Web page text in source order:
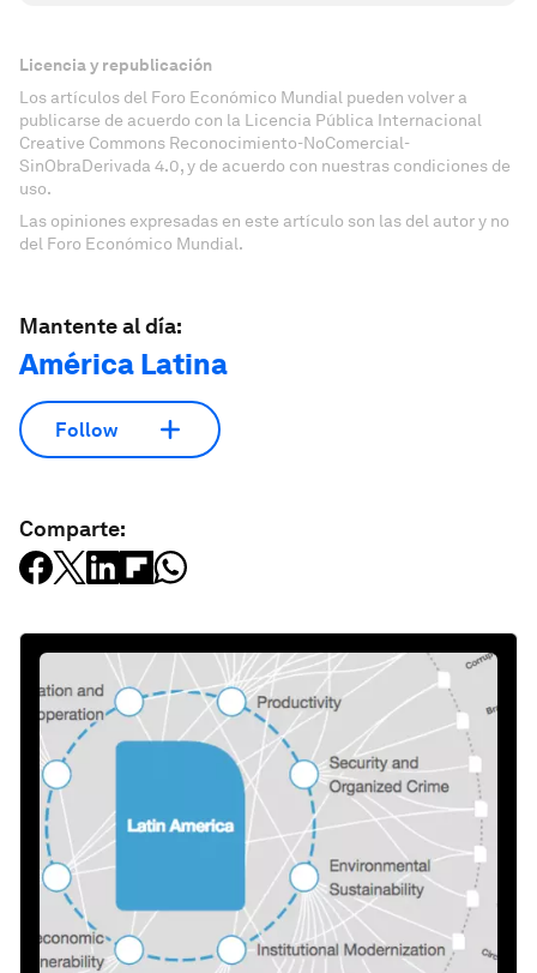
Licencia y republicación
Los artículos del Foro Económico Mundial pueden volver a
publicarse de acuerdo con la Licencia Pública Internacional
Creative Commons Reconocimiento-NoComercial-
SinObraDerivada 4.0, y de acuerdo con nuestras condiciones de
uso.
Las opiniones expresadas en este artículo son las del autor y no
del Foro Económico Mundial.
Mantente al día:
América Latina
Follow
Comparte: